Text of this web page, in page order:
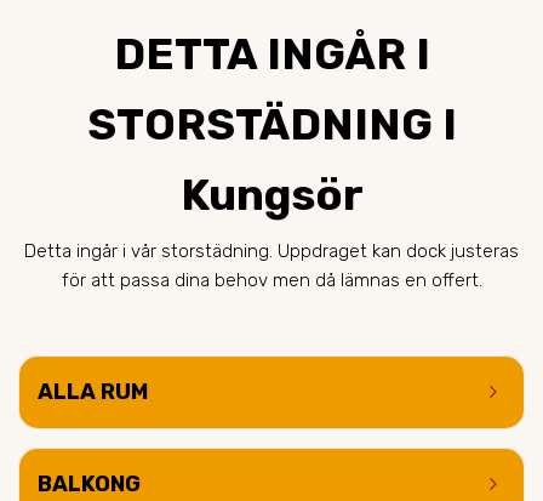
DETTA INGÅR I
STORSTÄDNING I
Kungsör
Detta ingår i vår storstädning. Uppdraget kan dock justeras
för att passa dina behov men då lämnas en offert.
keyboard_arrow_right
ALLA RUM
keyboard_arrow_right
BALKONG